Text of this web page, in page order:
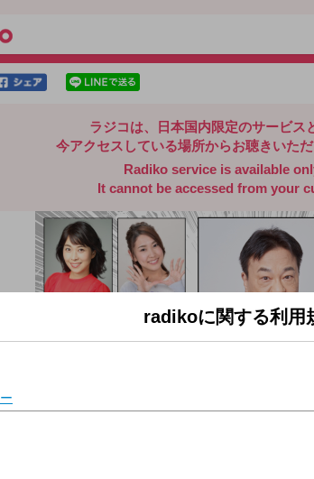
ラジコは、日本国内限定のサービス
今アクセスしている場所からお聴きいただ
Radiko service is available
It cannot be accessed from your
radikoに関する利用